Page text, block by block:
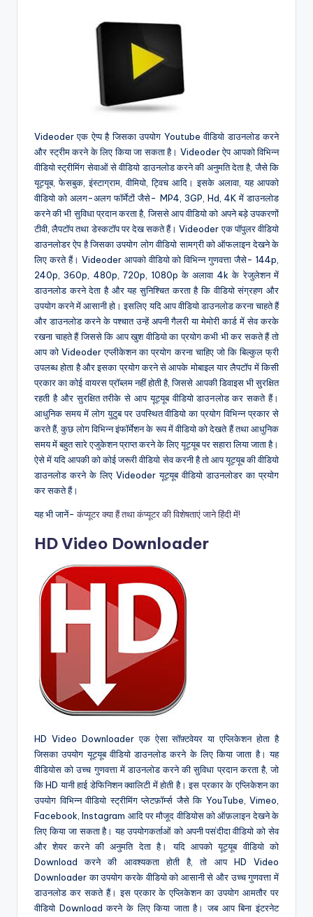
Videoder एक ऐप्प है जिसका उपयोग Youtube वीडियो डाउनलोड करने
और स्ट्रीम करने के लिए किया जा सकता है। Videoder ऐप आपको विभिन्न
वीडियो स्ट्रीमिंग सेवाओं से वीडियो डाउनलोड करने की अनुमति देता है, जैसे कि
यूट्यूब, फेसबुक, इंस्टाग्राम, वीमियो, ट्विच आदि। इसके अलावा, यह आपको
वीडियो को अलग-अलग फॉर्मेटों जैसे- MP4, 3GP, Hd, 4K में डाउनलोड
करने की भी सुविधा प्रदान करता है, जिससे आप वीडियो को अपने बड़े उपकरणों
टीवी, लैपटॉप तथा डेस्कटॉप पर देख सकते हैं। Videoder एक पॉपुलर वीडियो
डाउनलोडर ऐप है जिसका उपयोग लोग वीडियो सामग्री को ऑफलाइन देखने के
लिए करते हैं। Videoder आपको वीडियो को विभिन्न गुणवत्ता जैसे- 144p,
240p, 360p, 480p, 720p, 1080p के अलावा 4k के रेजुलेशन में
डाउनलोड करने देता है और यह सुनिश्चित करता है कि वीडियो संग्रहण और
उपयोग करने में आसानी हो। इसलिए यदि आप वीडियो डाउनलोड करना चाहते हैं
और डाउनलोड करने के पश्चात उन्हें अपनी गैलरी या मेमोरी कार्ड में सेव करके
रखना चाहते हैं जिससे कि आप खुश वीडियो का प्रयोग कभी भी कर सकते हैं तो
आप को Videoder एप्लीकेशन का प्रयोग करना चाहिए जो कि बिल्कुल फ्री
उपलब्ध होता है और इसका प्रयोग करने से आपके मोबाइल यार लैपटॉप में किसी
प्रकार का कोई वायरस प्रॉब्लम नहीं होती है, जिससे आपकी डिवाइस भी सुरक्षित
रहती है और सुरक्षित तरीके से आप यूट्यूब वीडियो डाउनलोड कर सकते हैं।
आधुनिक समय में लोग युटुब पर उपस्थित वीडियो का प्रयोग विभिन्न प्रकार से
करते हैं, कुछ लोग विभिन्न इंफॉर्मेशन के रूप में वीडियो को देखते हैं तथा आधुनिक
समय में बहुत सारे एजुकेशन प्राप्त करने के लिए यूट्यूब पर सहारा लिया जाता है।
ऐसे में यदि आपकी को कोई जरूरी वीडियो सेव करनी है तो आप यूट्यूब की वीडियो
डाउनलोड करने के लिए Videoder यूट्यूब वीडियो डाउनलोडर का प्रयोग
कर सकते हैं।
यह भी जानें-कंप्यूटर क्या हैं तथा कंप्यूटर की विशेषताएं जाने हिंदी में!
HD Video Downloader
HD Video Downloader एक ऐसा सॉफ़्टवेयर या एप्लिकेशन होता है
जिसका उपयोग यूट्यूब वीडियो डाउनलोड करने के लिए किया जाता है। यह
वीडियोस को उच्च गुणवत्ता में डाउनलोड करने की सुविधा प्रदान करता है, जो
कि HD यानी हाई डेफिनिशन क्वालिटी में होती है। इस प्रकार के एप्लिकेशन का
उपयोग विभिन्न वीडियो स्ट्रीमिंग प्लेटफ़ॉर्म्स जैसे कि YouTube, Vimeo,
Facebook, Instagram आदि पर मौजूद वीडियोस को ऑफ़लाइन देखने के
लिए किया जा सकता है। यह उपयोगकर्ताओं को अपनी पसंदीदा वीडियो को सेव
और शेयर करने की अनुमति देता है। यदि आपको यूट्यूब वीडियो को
Download करने की आवश्यकता होती है, तो आप HD Video
Downloader का उपयोग करके वीडियो को आसानी से और उच्च गुणवत्ता में
डाउनलोड कर सकते हैं। इस प्रकार के एप्लिकेशन का उपयोग आमतौर पर
वीडियो Download करने के लिए किया जाता है। जब आप बिना इंटरनेट